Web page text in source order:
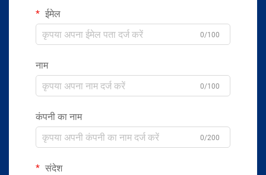
ईमेल
0/100
नाम
0/100
कंपनी का नाम
0/200
संदेश